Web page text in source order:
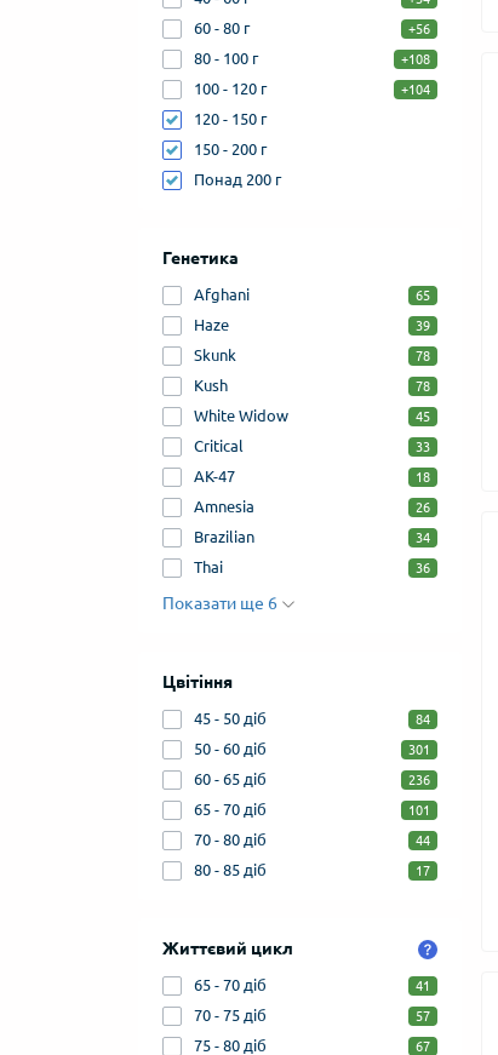
60 - 80 г +56
80 - 100 г +108
100 - 120 г +104
120 - 150 г
150 - 200 г
Понад 200 г
Генетика
Afghani 65
Haze 39
Skunk 78
Kush 78
White Widow 45
Critical 33
AK-47 18
Amnesia 26
Brazilian 34
Thai 36
Показати ще 6
Цвітіння
45 - 50 діб 84
50 - 60 діб 301
60 - 65 діб 236
65 - 70 діб 101
70 - 80 діб 44
80 - 85 діб 17
Життєвий цикл
65 - 70 діб 41
70 - 75 діб 57
75 - 80 діб 67